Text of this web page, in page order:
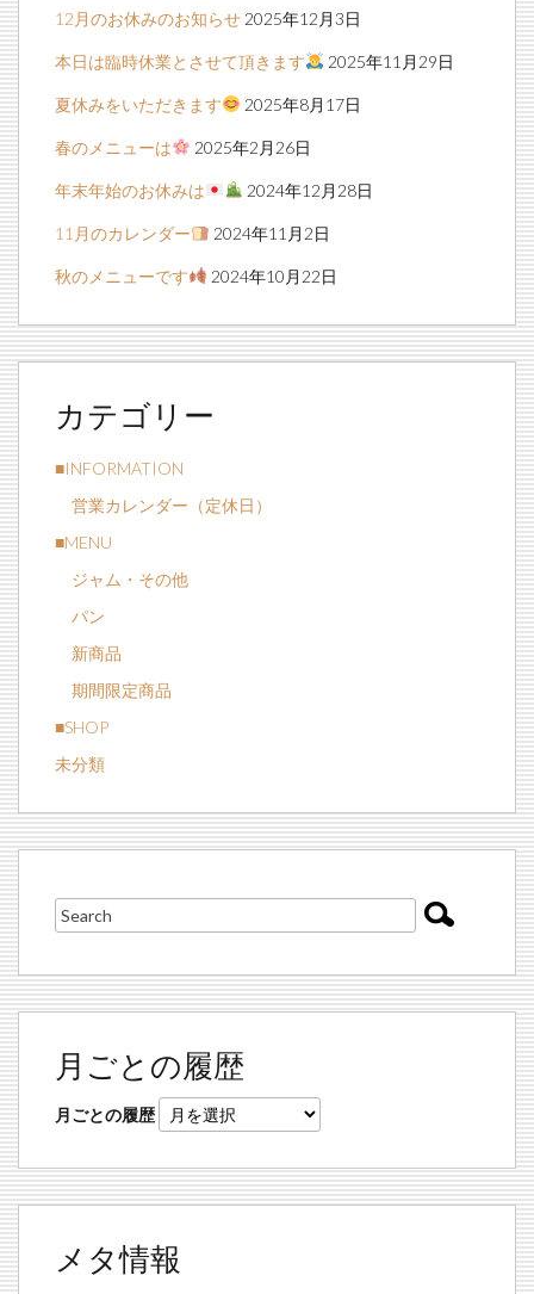
12月のお休みのお知らせ 2025年12月3日
本日は臨時休業とさせて頂きます 2025年11月29日
夏休みをいただきます 2025年8月17日
春のメニューは 2025年2月26日
年末年始のお休みは 2024年12月28日
11月のカレンダー 2024年11月2日
秋のメニューです 2024年10月22日
カテゴリー
■INFORMATION
営業カレンダー（定休日）
■MENU
ジャム・その他
パン
新商品
期間限定商品
■SHOP
未分類
月ごとの履歴
月ごとの履歴
メタ情報